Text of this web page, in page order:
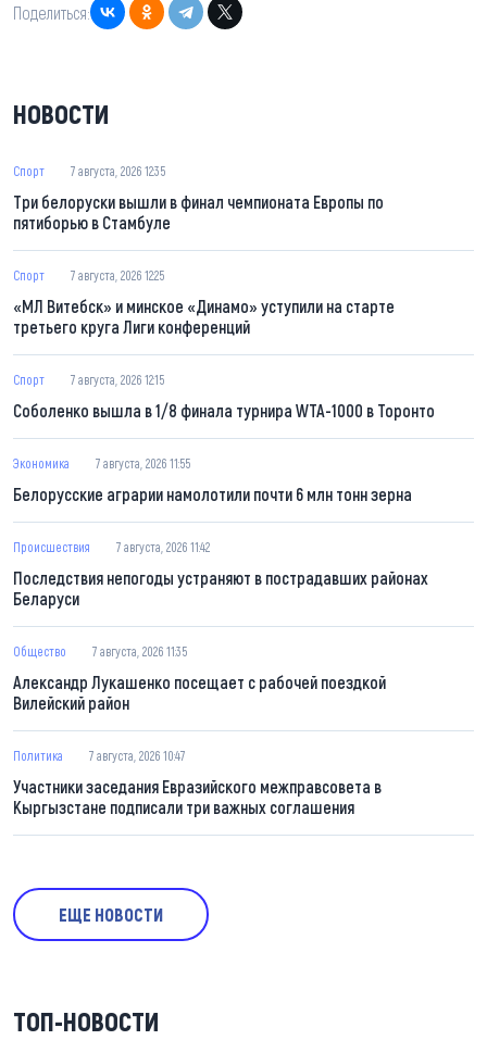
Поделиться:
НОВОСТИ
Спорт 7 августа, 2026 12:35
Три белоруски вышли в финал чемпионата Европы по
пятиборью в Стамбуле
Спорт 7 августа, 2026 12:25
«МЛ Витебск» и минское «Динамо» уступили на старте
третьего круга Лиги конференций
Спорт 7 августа, 2026 12:15
Соболенко вышла в 1/8 финала турнира WTA-1000 в Торонто
Экономика 7 августа, 2026 11:55
Белорусские аграрии намолотили почти 6 млн тонн зерна
Происшествия 7 августа, 2026 11:42
Последствия непогоды устраняют в пострадавших районах
Беларуси
Общество 7 августа, 2026 11:35
Александр Лукашенко посещает с рабочей поездкой
Вилейский район
Политика 7 августа, 2026 10:47
Участники заседания Евразийского межправсовета в
Кыргызстане подписали три важных соглашения
ЕЩЕ НОВОСТИ
ТОП-НОВОСТИ